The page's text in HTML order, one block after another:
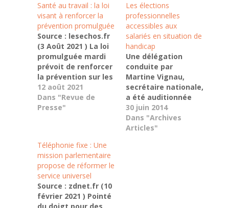
Santé au travail : la loi
visant à renforcer la
prévention promulguée
Source : lesechos.fr
(3 Août 2021 ) La loi
promulguée mardi
prévoit de renforcer
la prévention sur les
risques
professionnels au
sein des entreprises,
Un travail au long
cours mené par deux
députées LREM, et
accéléré par les
conséquences de
la…
12 août 2021
Dans "Revue de
Presse"
Les élections
professionnelles
accessibles aux
salariés en situation de
handicap
Une délégation
conduite par
Martine Vignau,
secrétaire nationale,
a été auditionnée
par la députée
Dominique Orliac
dans le cadre de la
30 juin 2014
Dans "Archives
Articles"
Téléphonie fixe : Une
mission parlementaire
propose de réformer le
service universel
Source : zdnet.fr (10
février 2021 ) Pointé